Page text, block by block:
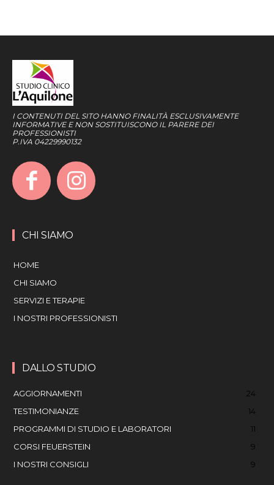
I CONTENUTI DEL SITO HANNO FINALITÀ ESCLUSIVAMENTE
INFORMATIVE E NON SOSTITUISCONO IL PARERE DEI
PROFESSIONISTI
P.IVA 04229990132
CHI SIAMO
HOME
CHI SIAMO
SERVIZI E TERAPIE
I NOSTRI PROFESSIONISTI
DALLO STUDIO
AGGIORNAMENTI
24
TESTIMONIANZE
14
PROGRAMMI DI STUDIO E LABORATORI
11
CORSI FEUERSTEIN
9
I NOSTRI CONSIGLI
9